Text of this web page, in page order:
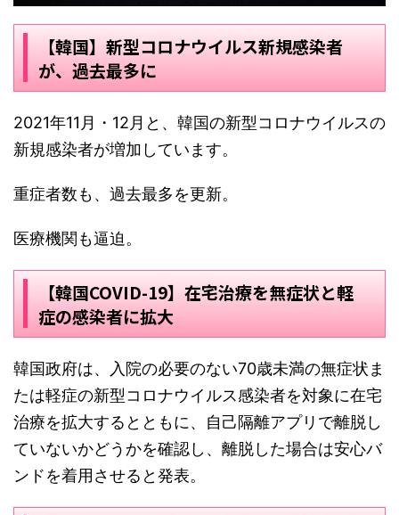
【韓国】新型コロナウイルス新規感染者
が、過去最多に
2021年11月・12月と、韓国の新型コロナウイルスの
新規感染者が増加しています。
重症者数も、過去最多を更新。
医療機関も逼迫。
【韓国COVID-19】在宅治療を無症状と軽
症の感染者に拡大
韓国政府は、入院の必要のない70歳未満の無症状ま
たは軽症の新型コロナウイルス感染者を対象に在宅
治療を拡大するとともに、自己隔離アプリで離脱し
ていないかどうかを確認し、離脱した場合は安心バ
ンドを着用させると発表。